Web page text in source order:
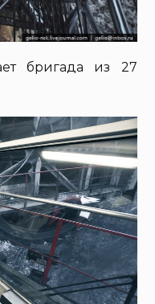
бригада из 27